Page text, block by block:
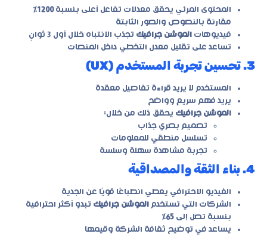
المحتوى المرئي يحقق معدلات تفاعل أعلى بنسبة1200٪
مقارنة بالنصوص والصور الثابتة
فيديوهات الموشن جرافيك تجذب الانتباه خلال أول 3 ثوانٍ
تساعد على تقليل معدل التخطي داخل المنصات
3. تحسين تجربة المستخدم (UX)
المستخدم لا يريد قراءة تفاصيل معقدة
يريد فهم سريع وواضح
الموشن جرافيك يحقق ذلك من خلال:
تصميم بصري جذاب
تسلسل منطقي للمعلومات
تجربة مشاهدة سهلة وسلسة
4. بناء الثقة والمصداقية
الفيديو الاحترافي يعطي انطباعًا قويًا عن الجدية
الشركات التي تستخدم الموشن جرافيك تبدو أكثر احترافية
بنسبة تصل إلى 65٪
يساعد في توضيح ثقافة الشركة وقيمها